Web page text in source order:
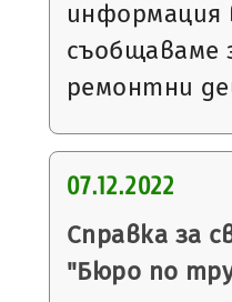
информация
съобщаваме
ремонтни
07.12.2022
Справка за
"Бюро по